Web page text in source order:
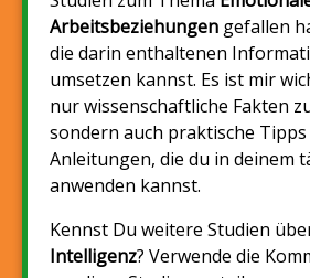
Arbeitsbeziehungen gefallen
die darin enthaltenen
umsetzen kannst. Es ist mir
nur wissenschaftliche Fakten
sondern auch praktische
Anleitungen, die du in deinem
anwenden kannst.
Kennst Du weitere Studien
Intelligenz? Verwende die